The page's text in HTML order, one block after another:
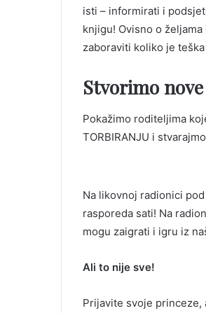
isti – informirati i
knjigu! Ovisno o
zaboraviti koliko je
Stvorimo
Pokažimo roditeljima
TORBIRANJU i
Na likovnoj radionici
rasporeda sati! Na
mogu zaigrati i igru iz
Ali to nije sve!
Prijavite svoje princeze,